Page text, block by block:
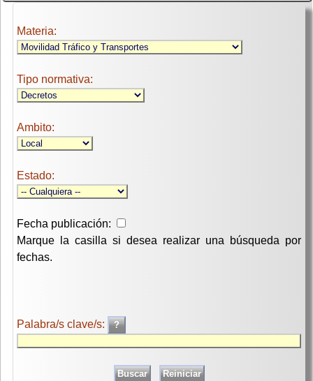
Materia:
Tipo normativa:
Ambito:
Estado:
Fecha publicación:
Marque la casilla si desea realizar una búsqueda por
fechas.
Palabra/s clave/s: